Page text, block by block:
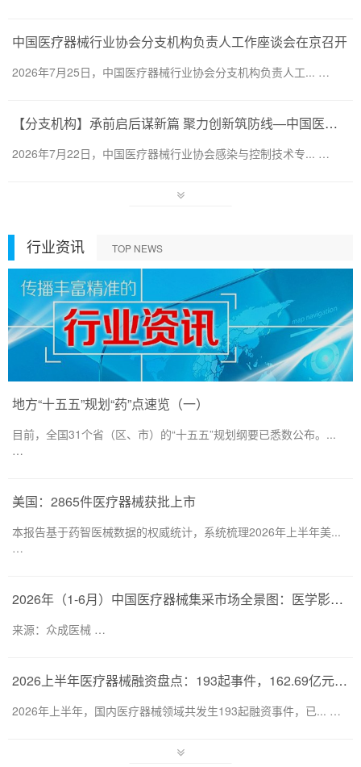
中国医疗器械行业协会分支机构负责人工作座谈会在京召开
2026年7月25日，中国医疗器械行业协会分支机构负责人工... …
【分支机构】承前启后谋新篇 聚力创新筑防线—中国医疗器械行业协会感染与控制技术专业委员会换届会暨第六届第一次会员代表大会圆满召开
2026年7月22日，中国医疗器械行业协会感染与控制技术专... …
行业资讯 TOP NEWS
地方“十五五”规划“药”点速览（一）
目前，全国31个省（区、市）的“十五五”规划纲要已悉数公布。...
…
美国：2865件医疗器械获批上市
本报告基于药智医械数据的权威统计，系统梳理2026年上半年美...
…
2026年（1-6月）中国医疗器械集采市场全景图：医学影像仍为集采主要目标，部分产品线增速显著
来源：众成医械 …
2026上半年医疗器械融资盘点：193起事件，162.69亿元流向何处？
2026年上半年，国内医疗器械领域共发生193起融资事件，已... …